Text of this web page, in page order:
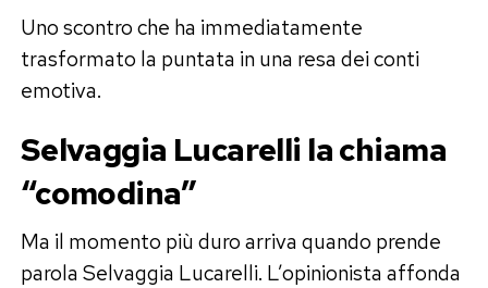
Uno scontro che ha immediatamente
trasformato la puntata in una resa dei conti
emotiva.
Selvaggia Lucarelli la chiama
“comodina”
Ma il momento più duro arriva quando prende
parola Selvaggia Lucarelli. L’opinionista affonda